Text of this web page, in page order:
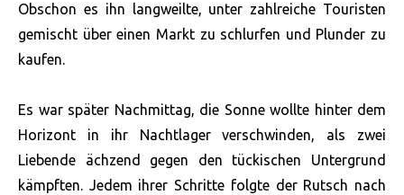
Obschon es ihn langweilte, unter zahlreiche Touristen
gemischt über einen Markt zu schlurfen und Plunder zu
kaufen.
Es war später Nachmittag, die Sonne wollte hinter dem
Horizont in ihr Nachtlager verschwinden, als zwei
Liebende ächzend gegen den tückischen Untergrund
kämpften. Jedem ihrer Schritte folgte der Rutsch nach